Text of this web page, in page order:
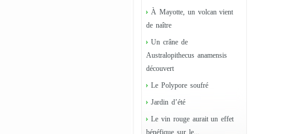
À Mayotte, un volcan vient
de naître
Un crâne de
Australopithecus anamensis
découvert
Le Polypore soufré
Jardin d’été
Le vin rouge aurait un effet
bénéfique sur le...